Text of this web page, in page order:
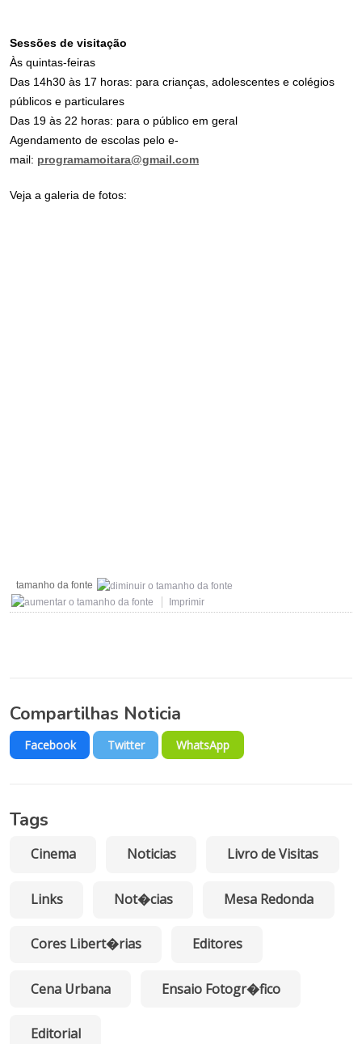
Sessões de visitação
Às quintas-feiras
Das 14h30 às 17 horas: para crianças, adolescentes e colégios
públicos e particulares
Das 19 às 22 horas: para o público em geral
Agendamento de escolas pelo e-
mail: programamoitara@gmail.com
Veja a galeria de fotos:
tamanho da fonte
Imprimir
Compartilhas Noticia
Facebook Twitter WhatsApp
Tags
Cinema Noticias Livro de Visitas
Links Not�cias Mesa Redonda
Cores Libert�rias Editores
Cena Urbana Ensaio Fotogr�fico
Editorial